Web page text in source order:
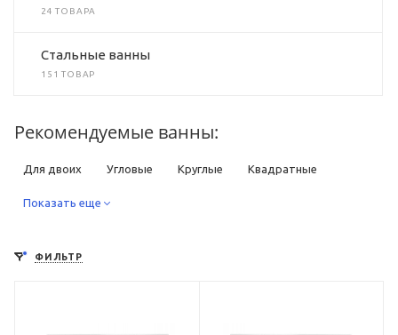
24 ТОВАРА
Стальные ванны
151 ТОВАР
Рекомендуемые ванны:
Для двоих Угловые Круглые Квадратные
Прямоугольные
Показать еще
ФИЛЬТР